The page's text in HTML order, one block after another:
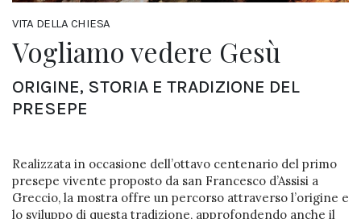
VITA DELLA CHIESA
Vogliamo vedere Gesù
ORIGINE, STORIA E TRADIZIONE DEL
PRESEPE
Realizzata in occasione dell’ottavo centenario del primo
presepe vivente proposto da san Francesco d’Assisi a
Greccio, la mostra offre un percorso attraverso l’origine e
lo sviluppo di questa tradizione, approfondendo anche il